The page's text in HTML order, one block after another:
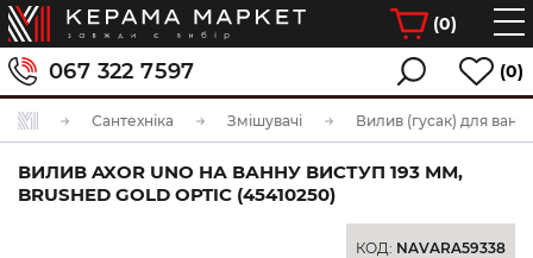
(0)
067 322 7597 (0)
Сантехніка Змішувачі Вилив (гусак) для
ВИЛИВ AXOR UNO НА ВАННУ ВИСТУП 193 ММ,
BRUSHED GOLD OPTIC (45410250)
КОД: NAVARA59338